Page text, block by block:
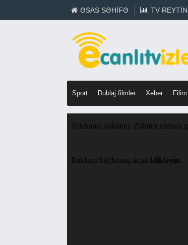
ƏSAS SƏHIFƏ TV
Sport Dublaj filmler Xeber Filim